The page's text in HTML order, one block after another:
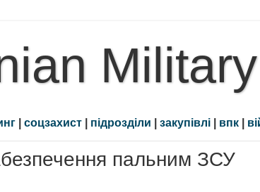
| соцзахист | підрозділи | закупівлі | впк |
пальним ЗСУ